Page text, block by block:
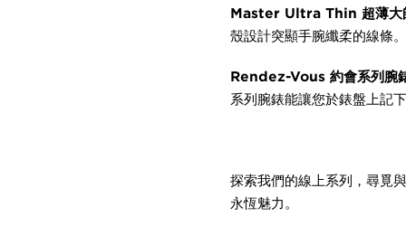
Master Ultra Thin 超薄大
殼設計突顯手腕纖柔的線條
Rendez-Vous 約會系列腕
系列腕錶能讓您於錶盤上記
探索我們的線上系列，尋覓
永恆魅力。